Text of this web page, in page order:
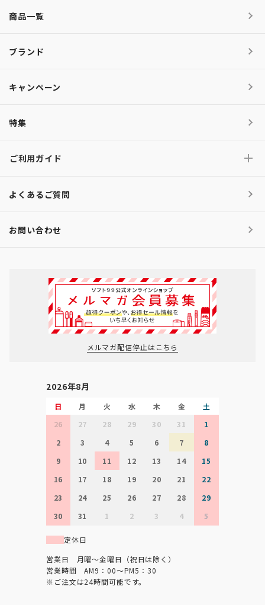
商品一覧
ブランド
キャンペーン
特集
ご利用ガイド
よくあるご質問
お問い合わせ
メルマガ配信停止はこちら
2026年8月
日 月 火 水 木 金
土
26
27 28 29 30 31
1
2
3 4 5 6 7
8
9
10 11 12 13 14
15
16
17 18 19 20 21
22
23
24 25 26 27 28
29
30
31 1 2 3 4 5
定休日
営業日 月曜～金曜日（祝日は除く）
営業時間 AM9：00～PM5：30
※ご注文は24時間可能です。